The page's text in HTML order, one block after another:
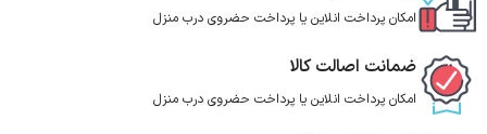
امکان پرداخت انلاین یا پرداخت حضروی درب منزل
ضمانت اصالت کالا
امکان پرداخت انلاین یا پرداخت حضروی درب منزل